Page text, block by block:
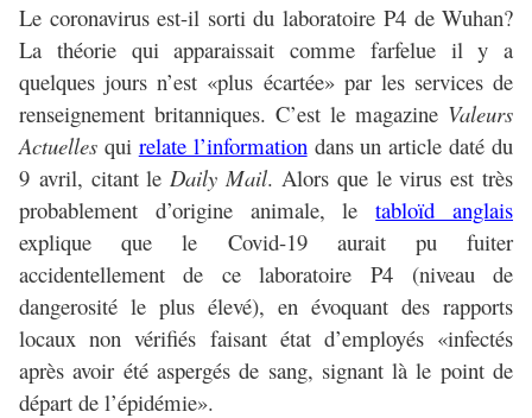
Le coronavirus est-il sorti du laboratoire P4 de Wuhan?
La théorie qui apparaissait comme farfelue il y a
quelques jours n’est «plus écartée» par les services de
renseignement britanniques. C’est le magazine Valeurs
Actuelles qui relate l’information dans un article daté du
9 avril, citant le Daily Mail. Alors que le virus est très
probablement d’origine animale, letabloïd anglais
explique que le Covid-19 aurait pu fuiter
accidentellement de ce laboratoire P4 (niveau de
dangerosité le plus élevé), en évoquant des rapports
locaux non vérifiés faisant état d’employés «infectés
après avoir été aspergés de sang, signant là le point de
départ de l’épidémie».